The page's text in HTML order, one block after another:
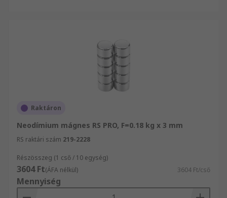
Raktáron
Neodímium mágnes RS PRO, F=0.18 kg x 3 mm
RS raktári szám 219-2228
Részösszeg (1 cső / 10 egység)
3604 Ft(ÁFA nélkül) 3604 Ft/cső
Mennyiség